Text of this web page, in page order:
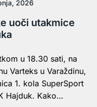
2026
uoči utakmice
u 18.30 sati, na
Varteks u Varaždinu,
1. kola SuperSport
Hajduk. Kako…